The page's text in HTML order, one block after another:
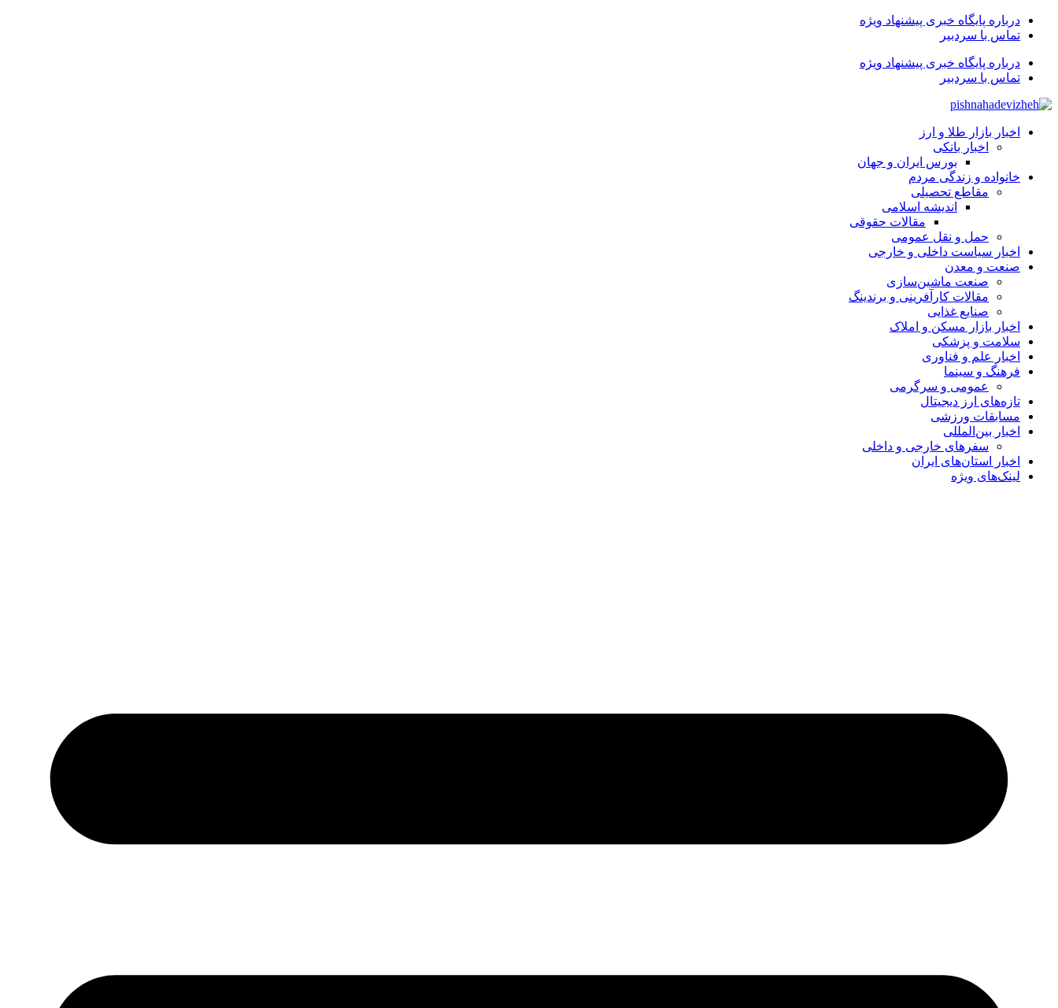
درباره پایگاه خبری پیشنهاد ویژه
تماس با سردبیر
درباره پایگاه خبری پیشنهاد ویژه
تماس با سردبیر
اخبار بازار طلا و ارز
اخبار بانکی
بورس ایران و جهان
خانواده و زندگی مردم
مقاطع تحصیلی
اندیشه اسلامی
مقالات حقوقی
حمل و نقل عمومی
اخبار سیاست داخلی و خارجی
صنعت و معدن
صنعت ماشین‌سازی
مقالات کارآفرینی و برندینگ
صنایع غذایی
اخبار بازار مسکن و املاک
سلامت و پزشکی
اخبار علم و فناوری
فرهنگ و سینما
عمومی و سرگرمی
تازه‌های ارز دیجیتال
مسابقات ورزشی
اخبار بین‌المللی
سفرهای خارجی و داخلی
اخبار استان‌های ایران
لینک‌های ویژه